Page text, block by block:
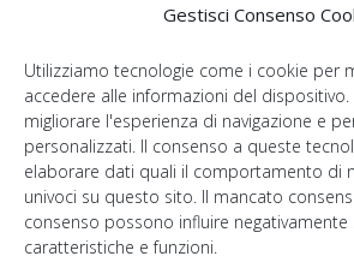
Gestisci Consenso
Utilizziamo tecnologie come i cookie per
accedere alle informazioni del
migliorare l'esperienza di navigazione e
personalizzati. Il consenso a queste
elaborare dati quali il comportamento di
univoci su questo sito. Il mancato
consenso possono influire negativamente
caratteristiche e funzioni.
ROMA: Via Casilina 98, 00182
Contattaci:info@geosmartmagazine.it
SOCIAL